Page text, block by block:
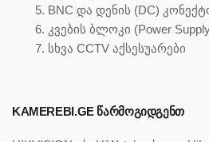
BNC და დენის (DC)
კვების ბლოკი (Power
სხვა CCTV აქსესუარები
KAMEREBI.GE ᲬᲐᲠᲛᲝᲒᲘᲓᲒᲔᲜᲗ